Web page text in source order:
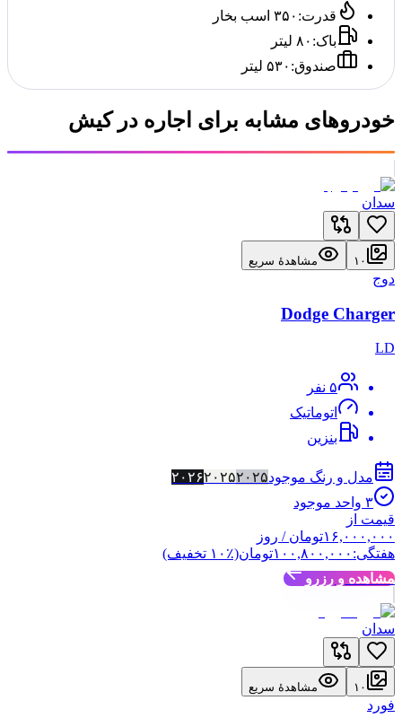
قدرت: ۳۵۰ اسب بخار
باک: ۸۰ لیتر
صندوق: ۵۳۰ لیتر
خودروهای مشابه برای اجاره در کیش
سدان
۱۰ مشاهدهٔ سریع
دوج
Dodge Charger
LD
۵ نفر
اتوماتیک
بنزین
مدل و رنگ موجود ۲۰۲۶۲۰۲۵۲۰۲۵
۳ واحد موجود
قیمت از
۱۶,۰۰۰,۰۰۰تومان / روز
هفتگی: ۱۰۰,۸۰۰,۰۰۰تومان(٪ ۱۰ تخفیف)
مشاهده و رزرو
سدان
۱۰ مشاهدهٔ سریع
فورد